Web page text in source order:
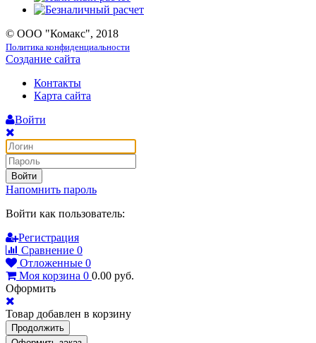
© ООО "Комакс", 2018
Политика конфиденциальности
Создание сайта
Контакты
Карта сайта
Войти
Войти
Напомнить пароль
Войти как пользователь:
Регистрация
Сравнение 0
Отложенные 0
Моя корзина 0 0.00 руб.
Оформить
Товар добавлен в корзину
Продолжить